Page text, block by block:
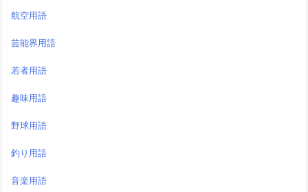
航空用語
芸能界用語
若者用語
趣味用語
野球用語
釣り用語
音楽用語